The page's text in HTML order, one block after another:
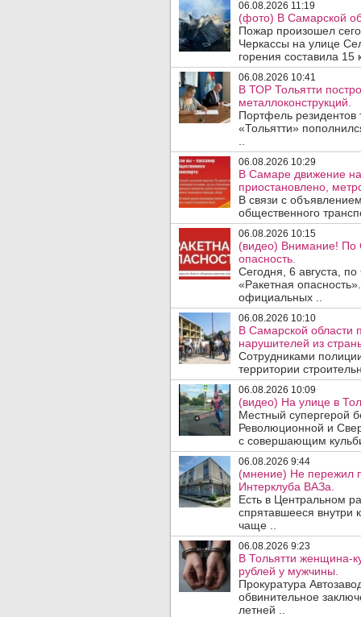
06.08.2026 11:19
(фото) В Самарской
Пожар произошел
Черкассы на улице
горения составила 15
06.08.2026 10:41
В ТОР Тольятти
металлоконструкций.
Портфель
«Тольятти»
06.08.2026 10:29
В Самаре движение
приостановлено,
В связи с
общественного
06.08.2026 10:15
(видео) Внимание! По
опасность.
Сегодня, 6 августа,
«Ракетная
официальных ..
06.08.2026 10:10
В Самарской области
нарушителей из
Сотрудниками
территории
06.08.2026 10:09
(видео) На улице в
Местный супергерой
Революционной и
с совершающим
06.08.2026 9:44
(мнение) Не пережил
Интерклуба ВАЗа.
Есть в Центральном
спрятавшееся внутри
чаще ..
06.08.2026 9:23
В Тольятти женщина-
рублей у мужчины.
Прокуратура
обвинительное
летней ..